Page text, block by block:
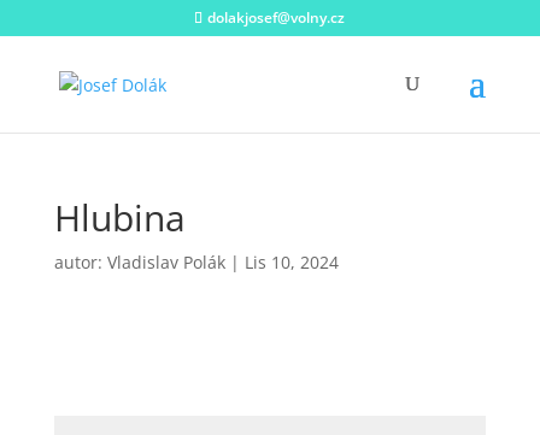
dolakjosef@volny.cz
Hlubina
autor: Vladislav Polák| Lis 10, 2024